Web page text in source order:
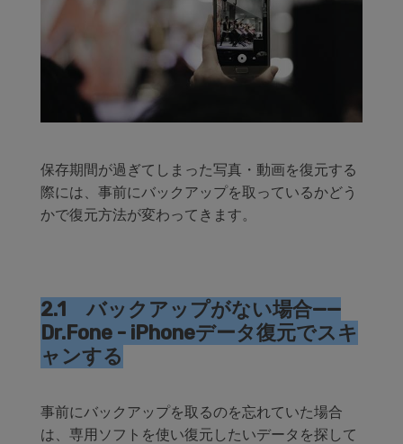
保存期間が過ぎてしまった写真・動画を復元する
際には、事前にバックアップを取っているかどう
かで復元方法が変わってきます。
2.1 バックアップがない場合——
Dr.Fone - iPhoneデータ復元でスキ
ャンする
事前にバックアップを取るのを忘れていた場合
は、専用ソフトを使い復元したいデータを探して